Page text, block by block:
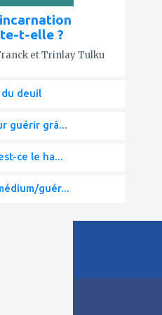
t-elle ?
et Trinlay Tulku
du deuil
guérir grâ...
ce le ha...
guér...